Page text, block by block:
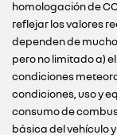
homologación de
reflejar los valores
dependen de
pero no limitado a)
condiciones
condiciones, uso y
consumo de
básica del vehículo